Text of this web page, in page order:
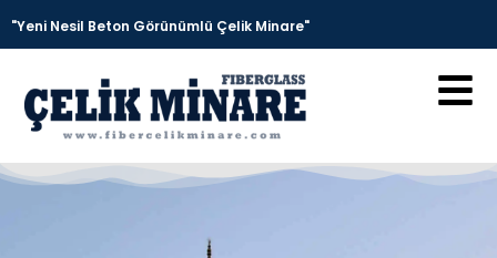
"Yeni Nesil Beton Görünümlü Çelik Minare"